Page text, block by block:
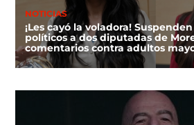
NOTICIAS
¡Les cayó la voladora!
políticos a dos diputadas de
comentarios contra adultos